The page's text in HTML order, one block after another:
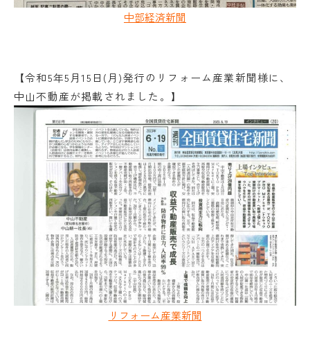
中部経済新聞
【令和5年5月15日(月)発行のリフォーム産業新聞様に、
中山不動産が掲載されました。】
リフォーム産業新聞